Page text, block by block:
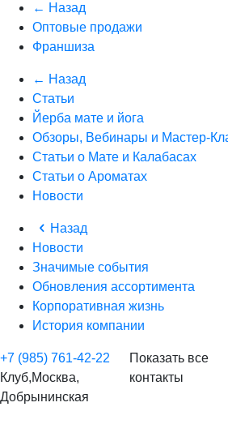
← Назад
Оптовые продажи
Франшиза
← Назад
Статьи
Йерба мате и йога
Обзоры, Вебинары и Мастер-
Статьи о Мате и Калабасах
Статьи о Ароматах
Новости
Назад
Новости
Значимые события
Обновления ассортимента
Корпоративная жизнь
История компании
+7 (985) 761-42-22
Клуб,Москва,
Добрынинская
Показать все
контакты